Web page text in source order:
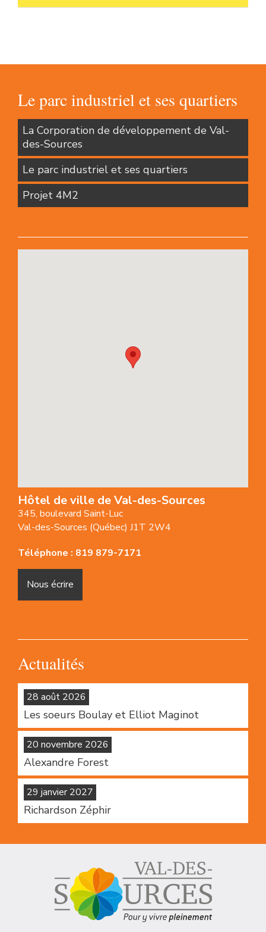
Le parc industriel et ses quartiers
La Corporation de développement de Val-
des-Sources
Le parc industriel et ses quartiers
Projet 4M2
Hôtel de ville de Val-des-Sources
345, boulevard Saint-Luc
Val-des-Sources (Québec) J1T 2W4
Téléphone : 819 879-7171
Nous écrire
Actualités
28 août 2026
Les soeurs Boulay et Elliot Maginot
20 novembre 2026
Alexandre Forest
29 janvier 2027
Richardson Zéphir